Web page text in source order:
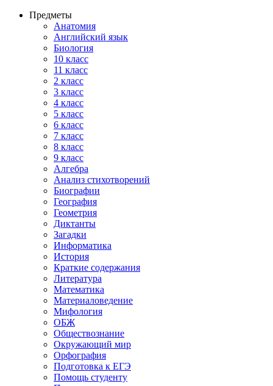
Предметы
Анатомия
Английский язык
Биология
10 класс
11 класс
2 класс
3 класс
4 класс
5 класс
6 класс
7 класс
8 класс
9 класс
Алгебра
Анализ стихотворений
Биографии
География
Геометрия
Диктанты
Загадки
Информатика
История
Краткие содержания
Литература
Математика
Материаловедение
Мифология
ОБЖ
Обществознание
Окружающий мир
Орфография
Подготовка к ЕГЭ
Помощь студенту